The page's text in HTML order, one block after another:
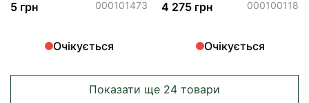
5 грн 000101473
Очікується
4 275 грн 000100118
Очікується
Показати ще 24 товари